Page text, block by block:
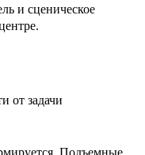
и сценическое
от задачи
Подъемные